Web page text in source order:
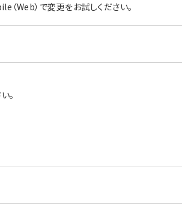
Web）で変更をお試しください。
。